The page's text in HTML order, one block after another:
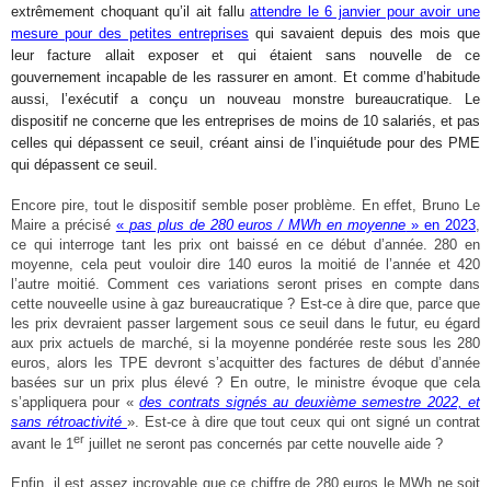
extrêmement choquant qu’il ait falluattendre le 6 janvier pour avoir une
mesure pour des petites entreprises qui savaient depuis des mois que
leur facture allait exposer et qui étaient sans nouvelle de ce
gouvernement incapable de les rassurer en amont. Et comme d’habitude
aussi, l’exécutif a conçu un nouveau monstre bureaucratique. Le
dispositif ne concerne que les entreprises de moins de 10 salariés, et pas
celles qui dépassent ce seuil, créant ainsi de l’inquiétude pour des PME
qui dépassent ce seuil.
Encore pire, tout le dispositif semble poser problème. En effet, Bruno Le
Maire a précisé « pas plus de 280 euros / MWh en moyenne » en 2023,
ce qui interroge tant les prix ont baissé en ce début d’année. 280 en
moyenne, cela peut vouloir dire 140 euros la moitié de l’année et 420
l’autre moitié. Comment ces variations seront prises en compte dans
cette nouveelle usine à gaz bureaucratique ? Est-ce à dire que, parce que
les prix devraient passer largement sous ce seuil dans le futur, eu égard
aux prix actuels de marché, si la moyenne pondérée reste sous les 280
euros, alors les TPE devront s’acquitter des factures de début d’année
basées sur un prix plus élevé ? En outre, le ministre évoque que cela
s’appliquera pour «des contrats signés au deuxième semestre 2022, et
sans rétroactivité ». Est-ce à dire que tout ceux qui ont signé un contrat
avant le 1er juillet ne seront pas concernés par cette nouvelle aide ?
Enfin, il est assez incroyable que ce chiffre de 280 euros le MWh ne soit